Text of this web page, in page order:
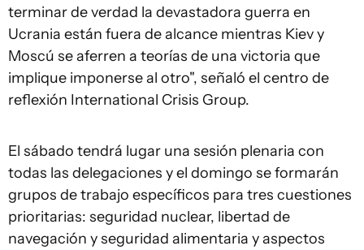
terminar de verdad la devastadora guerra en
Ucrania están fuera de alcance mientras Kiev y
Moscú se aferren a teorías de una victoria que
implique imponerse al otro", señaló el centro de
reflexión International Crisis Group.
El sábado tendrá lugar una sesión plenaria con
todas las delegaciones y el domingo se formarán
grupos de trabajo específicos para tres cuestiones
prioritarias: seguridad nuclear, libertad de
navegación y seguridad alimentaria y aspectos